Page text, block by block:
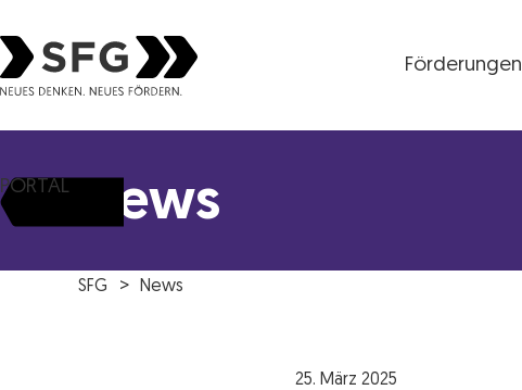
Förderungen
PORTAL News
SFG News
25. März 2025